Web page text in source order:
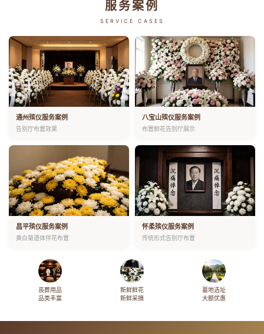
服务案例
SERVICE CASES
通州殡仪服务案例
告别厅布置效果
八宝山殡仪服务案例
布置鲜花告别厅展示
昌平殡仪服务案例
黄白菊遗体伴花布置
怀柔殡仪服务案例
传统形式告别厅布置
丧葬用品
品类丰富
新鲜鲜花
新鲜采摘
墓地选址
大额优惠